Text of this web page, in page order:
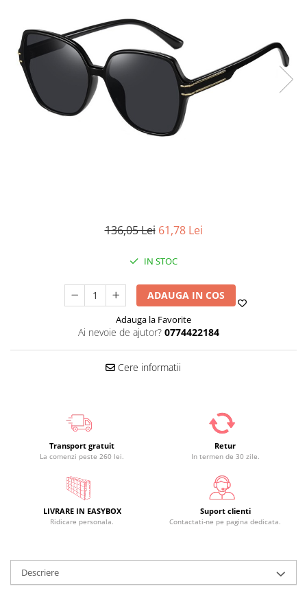
136,05 Lei 61,78 Lei
IN STOC
ADAUGA IN COS
Adauga la Favorite
Ai nevoie de ajutor? 0774422184
Cere informatii
Transport gratuit
La comenzi peste 260 lei.
Retur
In termen de 30 zile.
LIVRARE IN EASYBOX
Ridicare personala.
Suport clienti
Contactati-ne pe pagina dedicata.
Descriere